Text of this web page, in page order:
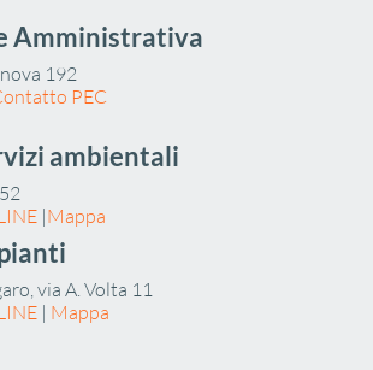
Amministrativa
192
PEC
ambientali
|Mappa
via A. Volta 11
| Mappa